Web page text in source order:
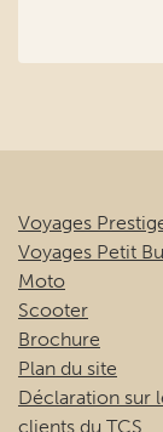
Voyages Petit
Scooter
Brochure
Plan du site
Déclaration sur
clients du TCS
Conditions
2027
TCS